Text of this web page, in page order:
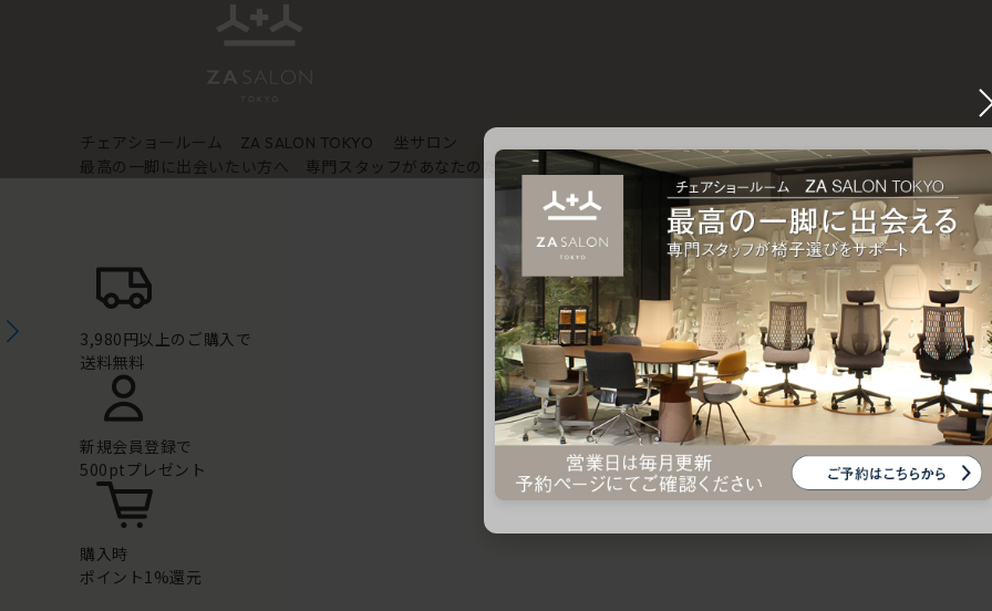
チェアショールーム ZA SALON TOKYO
坐サロン
最高の一脚に出会いたい方へ 専門スタッフがあなたのための椅子選びをサポートいたします。
3,980円以上のご購入で
送料無料
新規会員登録で
500ptプレゼント
購入時
ポイント1%還元